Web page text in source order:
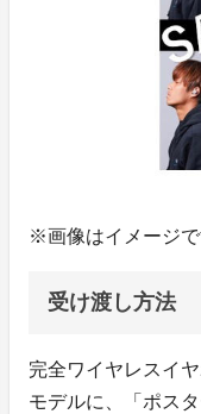
※画像はイメージ
受け渡し方法
完全ワイヤレスイ
モデルに、「ポス